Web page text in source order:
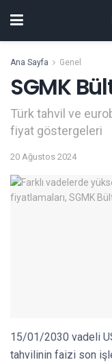
Ana Sayfa Genel
SGMK
Türk tahvil ve
fiyat göstergeleri
20 Ağustos 2024
15/01/2030 vadeli
tahvilinin faizi son